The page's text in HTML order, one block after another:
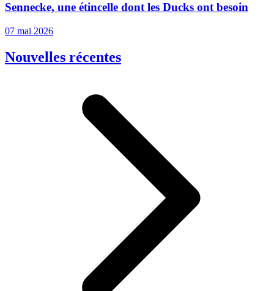
Sennecke, une étincelle dont les Ducks ont besoin
07 mai 2026
Nouvelles récentes